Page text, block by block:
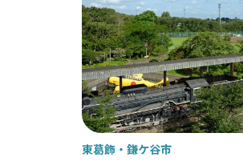
バーベキュー・キャ
ンピング
ハイキング・登山
乗り物
その他レジャー
東葛飾 鎌ケ谷市